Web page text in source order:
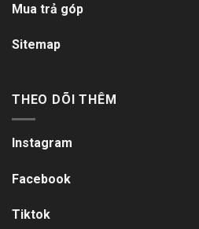
Mua trả góp
Sitemap
THEO DÕI THÊM
Instagram
Facebook
Tiktok